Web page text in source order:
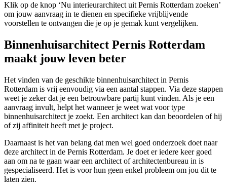
Klik op de knop ‘Nu interieurarchitect uit Pernis Rotterdam zoeken’
om jouw aanvraag in te dienen en specifieke vrijblijvende
voorstellen te ontvangen die je op je gemak kunt vergelijken.
Binnenhuisarchitect Pernis Rotterdam
maakt jouw leven beter
Het vinden van de geschikte binnenhuisarchitect in Pernis
Rotterdam is vrij eenvoudig via een aantal stappen. Via deze stappen
weet je zeker dat je een betrouwbare partij kunt vinden. Als je een
aanvraag invult, helpt het wanneer je weet wat voor type
binnenhuisarchitect je zoekt. Een architect kan dan beoordelen of hij
of zij affiniteit heeft met je project.
Daarnaast is het van belang dat men wel goed onderzoek doet naar
deze architect in de Pernis Rotterdam. Je doet er iedere keer goed
aan om na te gaan waar een architect of architectenbureau in is
gespecialiseerd. Het is voor hun geen enkel probleem om jou dit te
laten zien.